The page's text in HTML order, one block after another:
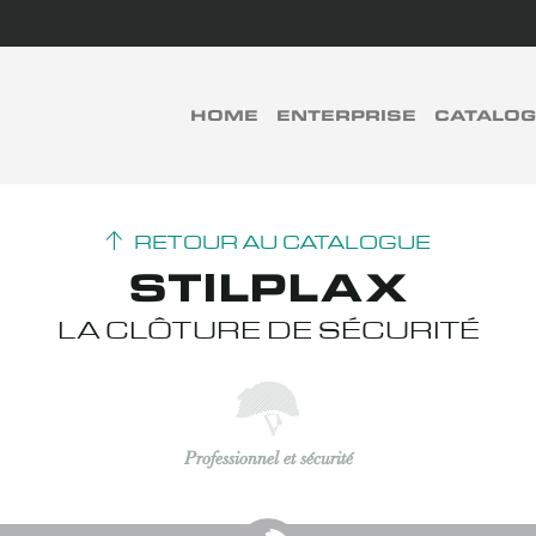
HOME ENTERPRISE
RECHERCHER
RETOUR AU CATALOGUE
STILPLAX
LA CLÔTURE DE SÉCURITÉ
Professionnel et sécurité
Made